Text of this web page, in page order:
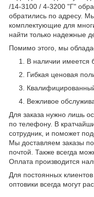
/14-3100 / 4-3200 "Г"
обратились по адресу.
комплектующие для
найти только надежные
Помимо этого, мы
В наличии имеется
Гибкая ценовая
Вежливое
Для заказа нужно лишь
по телефону. В
сотрудник, и поможет
Мы доставляем заказы
почтой. Также всегда
Оплата производится
Для постоянных
оптовики всегда могут